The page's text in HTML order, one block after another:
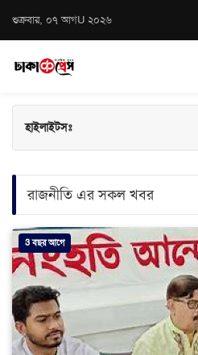
শুক্রবার, ০৭ আগU ২০২৬
হাইলাইটসঃ
রাজনীতি এর সকল খবর
3 বছর আগে